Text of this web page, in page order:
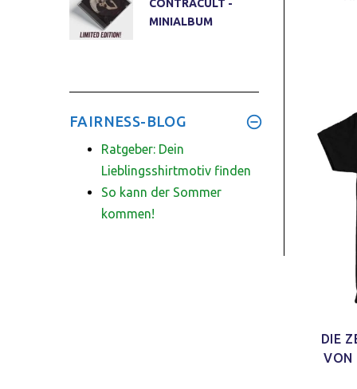
CONTRACULT -
MINIALBUM
FAIRNESS-BLOG
Ratgeber: Dein
Lieblingsshirtmotiv finden
So kann der Sommer
kommen!
DIE
VON